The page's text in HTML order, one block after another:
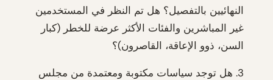
النهائيين بالتفصيل؟ هل تم النظر في المستخدمين
غير المباشرين والفئات الأكثر عرضة للخطر (كبار
السن، ذوو الإعاقة، القاصرون)؟
3. هل توجد سياسات مكتوبة ومعتمدة من مجلس